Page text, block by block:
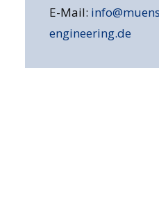
E-Mail:
engineering.de